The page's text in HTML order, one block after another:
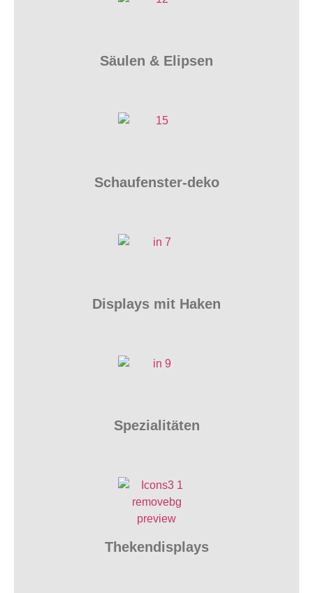
Säulen & Elipsen
Schaufenster-deko
Displays mit Haken
Spezialitäten
Thekendisplays